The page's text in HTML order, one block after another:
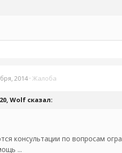
2014· Жалоба
Wolf сказал:
консультации по вопросам
...